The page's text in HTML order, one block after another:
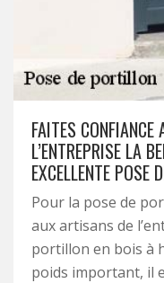
FAITES
L’ENTREPRISE LA
EXCELLENTE POSE
Pour la pose de
aux artisans de
portillon en bois à
poids important, il